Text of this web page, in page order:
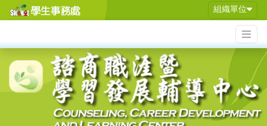
組織單位